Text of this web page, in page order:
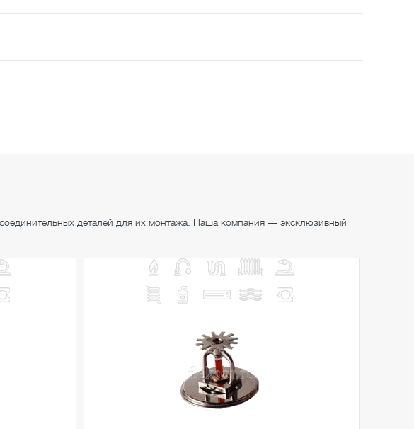
деталей для их монтажа. Наша компания — эксклюзивный